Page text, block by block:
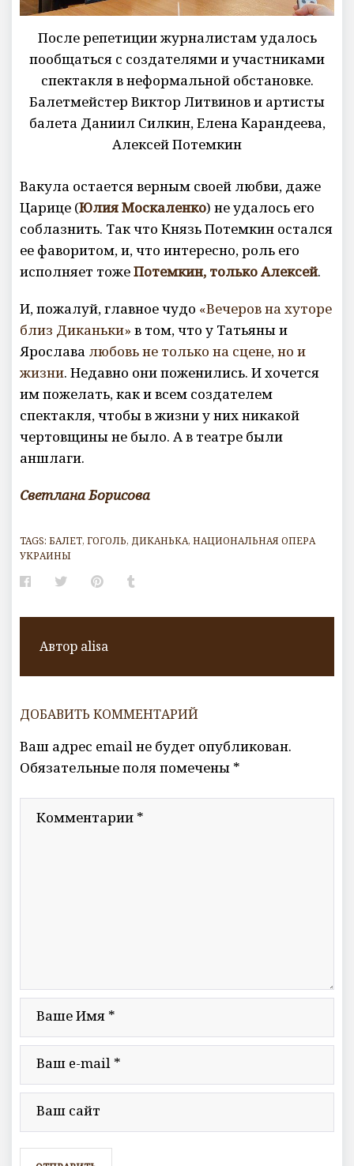
После репетиции журналистам удалось
пообщаться с создателями и участниками
спектакля в неформальной обстановке.
Балетмейстер Виктор Литвинов и артисты
балета Даниил Силкин, Елена Карандеева,
Алексей Потемкин
Вакула остается верным своей любви, даже
Царице (Юлия Москаленко) не удалось его
соблазнить. Так что Князь Потемкин остался
ее фаворитом, и, что интересно, роль его
исполняет тожеПотемкин, только Алексей.
И, пожалуй, главное чудо «Вечеров на хуторе
близ Диканьки» в том, что у Татьяны и
Ярослава любовь не только на сцене, но и
жизни. Недавно они поженились. И хочется
им пожелать, как и всем создателем
спектакля, чтобы в жизни у них никакой
чертовщины не было. А в театре были
аншлаги.
Светлана Борисова
TAGS: БАЛЕТ, ГОГОЛЬ, ДИКАНЬКА, НАЦИОНАЛЬНАЯ ОПЕРА
УКРАИНЫ
FacebookTwitterPinterest
Автор alisa
ДОБАВИТЬ КОММЕНТАРИЙ
Ваш адрес email не будет опубликован.
Обязательные поля помечены *